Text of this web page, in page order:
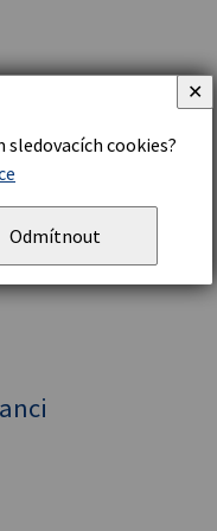
sledovacích cookies?
Odmítnout
✕